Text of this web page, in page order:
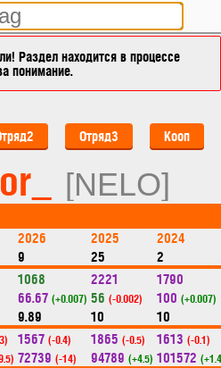
Раздел находится в процессе
понимание.
Отряд3 Кооп
[NELO]
2026 2025 2024
9 25 2
1068 2221 1790
66.67 (+0.007) 56 (-0.002) 100 (+0.007)
9.89 10 10
1567 (-0.4) 1865 (-0.5) 1613 (-0.1)
72739 (-14) 94789 (+4.5) 101572